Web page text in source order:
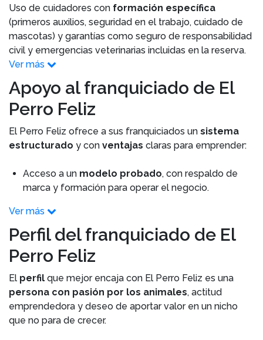
Uso de cuidadores con formación específica
(primeros auxilios, seguridad en el trabajo, cuidado de
mascotas) y garantías como seguro de responsabilidad
civil y emergencias veterinarias incluidas en la reserva.
Ver más
Apoyo al franquiciado de El
Perro Feliz
El Perro Feliz ofrece a sus franquiciados un sistema
estructurado y con ventajas claras para emprender:
Acceso a un modelo probado, con respaldo de
marca y formación para operar el negocio.
Ver más
Perfil del franquiciado de El
Perro Feliz
El perfil que mejor encaja con El Perro Feliz es una
persona con pasión por los animales, actitud
emprendedora y deseo de aportar valor en un nicho
que no para de crecer.